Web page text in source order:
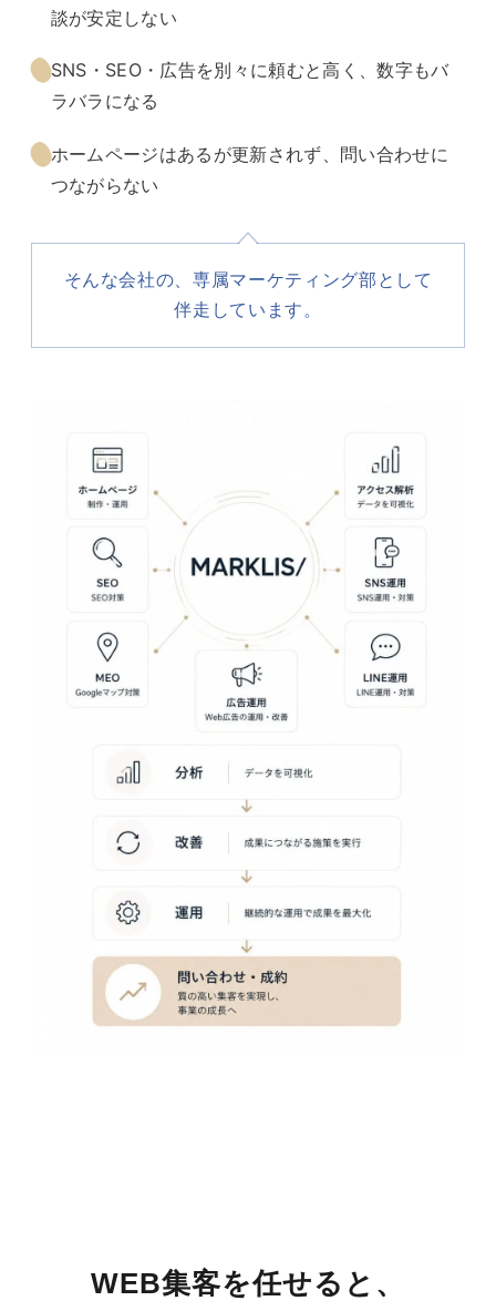
談が安定しない
SNS・SEO・広告を別々に頼むと高く、数字もバ
ラバラになる
ホームページはあるが更新されず、問い合わせに
つながらない
そんな会社の、専属マーケティング部として
伴走しています。
WEB集客を任せると、